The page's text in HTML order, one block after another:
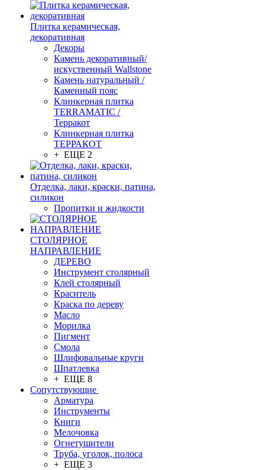
Плитка керамическая,
декоративная
Декоры
Камень декоративный/
искуственный Wallstone
Камень натуральный /
Каменный пояс
Клинкерная плитка
TERRAMATIC /
Терракот
Клинкерная плитка
ТЕРРАКОТ
+ ЕЩЕ 2
Отделка, лаки, краски, патина,
силикон
Пропитки и жидкости
СТОЛЯРНОЕ
НАПРАВЛЕНИЕ
ДЕРЕВО
Инструмент столярный
Клей столярный
Краситель
Краска по дереву
Масло
Морилка
Пигмент
Смола
Шлифовальные круги
Шпатлевка
+ ЕЩЕ 8
Сопутствующие
Арматура
Инструменты
Книги
Мелочовка
Огнетушители
Труба, уголок, полоса
+ ЕЩЕ 3